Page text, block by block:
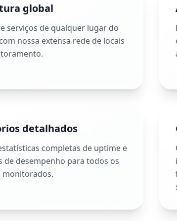
global
serviços de qualquer lugar do
nossa extensa rede de locais
detalhados
completas de uptime e
de desempenho para todos os
monitorados.